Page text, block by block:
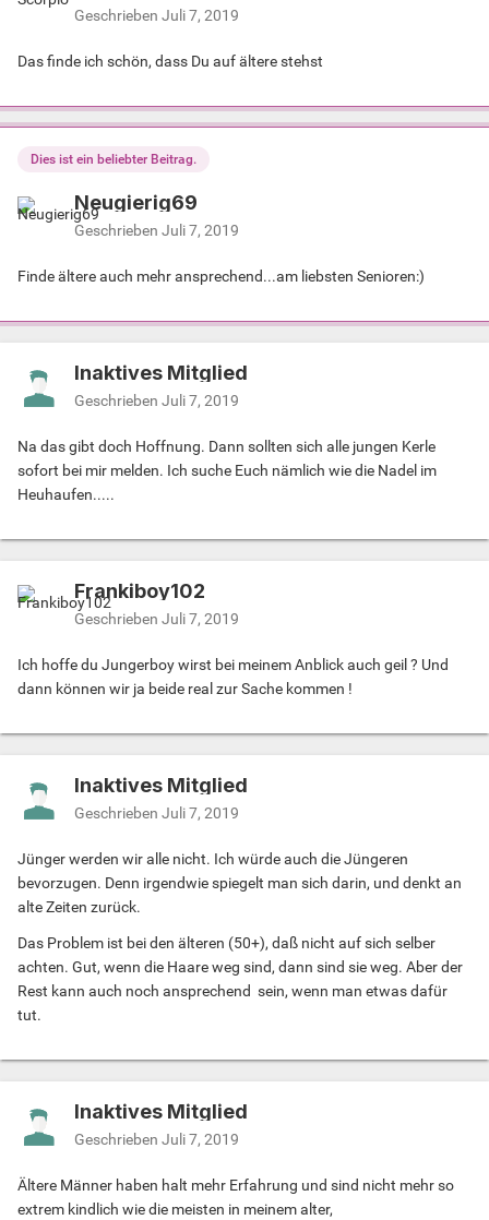
Geschrieben Juli 7, 2019
Das finde ich schön, dass Du auf ältere stehst
Dies ist ein beliebter Beitrag.
Neugierig69
Geschrieben Juli 7, 2019
Finde ältere auch mehr ansprechend...am liebsten Senioren:)
Inaktives Mitglied
Geschrieben Juli 7, 2019
Na das gibt doch Hoffnung. Dann sollten sich alle jungen Kerle
sofort bei mir melden. Ich suche Euch nämlich wie die Nadel im
Heuhaufen.....
Frankiboy102
Geschrieben Juli 7, 2019
Ich hoffe du Jungerboy wirst bei meinem Anblick auch geil ? Und
dann können wir ja beide real zur Sache kommen !
Inaktives Mitglied
Geschrieben Juli 7, 2019
Jünger werden wir alle nicht. Ich würde auch die Jüngeren
bevorzugen. Denn irgendwie spiegelt man sich darin, und denkt an
alte Zeiten zurück.
Das Problem ist bei den älteren (50+), daß nicht auf sich selber
achten. Gut, wenn die Haare weg sind, dann sind sie weg. Aber der
Rest kann auch noch ansprechend sein, wenn man etwas dafür
tut.
Inaktives Mitglied
Geschrieben Juli 7, 2019
Ältere Männer haben halt mehr Erfahrung und sind nicht mehr so
extrem kindlich wie die meisten in meinem alter,